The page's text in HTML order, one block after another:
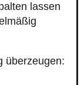
lassen
überzeugen: